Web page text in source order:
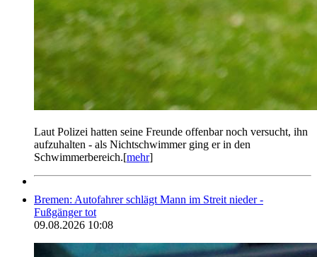
Laut Polizei hatten seine Freunde offenbar noch versucht, ihn
aufzuhalten - als Nichtschwimmer ging er in den
Schwimmerbereich.[mehr]
Bremen: Autofahrer schlägt Mann im Streit nieder -
Fußgänger tot
09.08.2026 10:08